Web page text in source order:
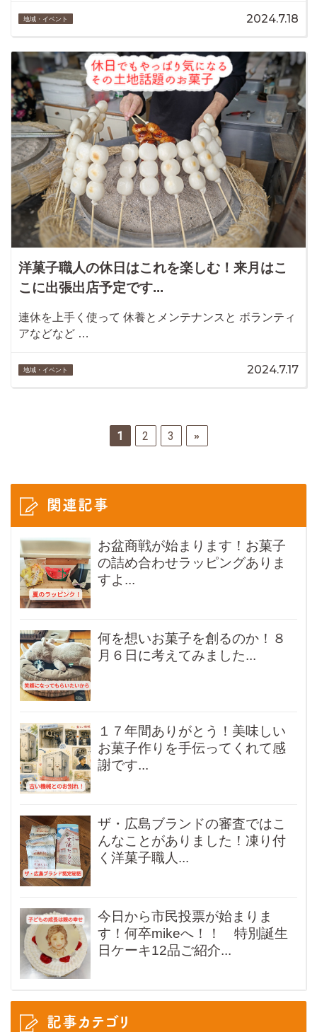
地域・イベント 2024.7.18
洋菓子職人の休日はこれを楽しむ！来月はこ
こに出張出店予定です...
連休を上手く使って 休養とメンテナンスと ボランティ
アなどなど …
地域・イベント 2024.7.17
1 2 3 »
関連記事
お盆商戦が始まります！お菓子
の詰め合わせラッピングありま
すよ...
何を想いお菓子を創るのか！８
月６日に考えてみました...
１７年間ありがとう！美味しい
お菓子作りを手伝ってくれて感
謝です...
ザ・広島ブランドの審査ではこ
んなことがありました！凍り付
く洋菓子職人...
今日から市民投票が始まりま
す！何卒mikeへ！！ 特別誕生
日ケーキ12品ご紹介...
記事カテゴリ